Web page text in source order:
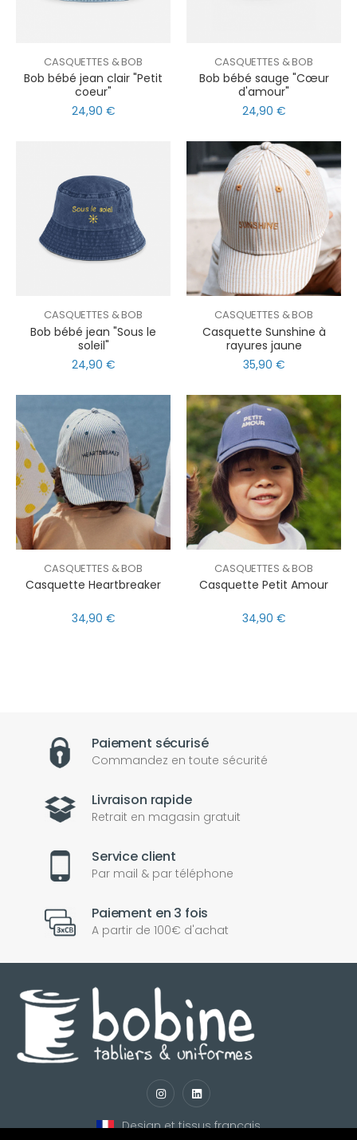
CASQUETTES & BOB
Bob bébé jean clair "Petit
coeur"
24,90 €
CASQUETTES & BOB
Bob bébé sauge "Cœur
d'amour"
24,90 €
CASQUETTES & BOB
Bob bébé jean "Sous le
soleil"
24,90 €
CASQUETTES & BOB
Casquette Sunshine à
rayures jaune
35,90 €
CASQUETTES & BOB
Casquette Heartbreaker
34,90 €
CASQUETTES & BOB
Casquette Petit Amour
34,90 €
Paiement sécurisé
Commandez en toute sécurité
Livraison rapide
Retrait en magasin gratuit
Service client
Par mail & par téléphone
Paiement en 3 fois
A partir de 100€ d'achat
Design et tissus français
notify_engine